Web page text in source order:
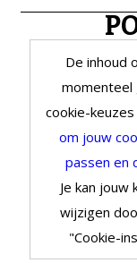
De inhoud
momenteel
cookie-
om jouw
passen en
Je kan jouw
wijzigen
"Cookie-